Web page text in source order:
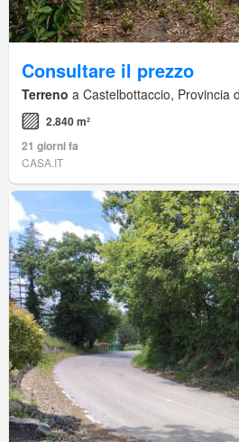
Consultare il prezzo
Terreno a Castelbottaccio, Provincia
2.840 m²
21 giorni fa
CASA.IT